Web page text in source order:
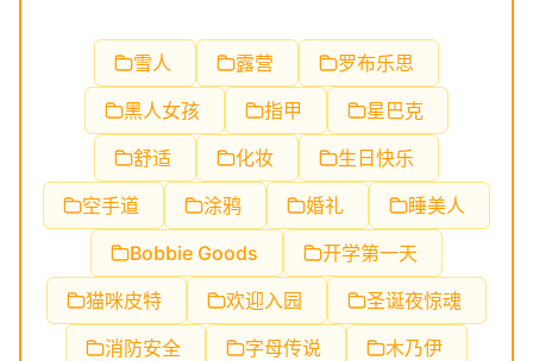
雪人 露营
罗布乐思
黑人女孩
指甲
星巴克
舒适
化妆
生日快乐
空手道
涂鸦 婚礼
睡美人
Bobbie Goods
开学第一天
猫咪皮特
欢迎入园
圣诞夜惊魂
消防安全
字母传说
木乃伊